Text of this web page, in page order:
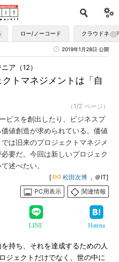
ロー/ノーコード クラウドネイ
2019年1月28日 公開
トマネジメントは「自
ア（12）
（1/2 ページ）
ビスを創出したり、ビジネスプ
値創造が求められている。価値
は旧来のプロジェクトマネジメ
要だ。今回は新しいプロジェク
述べたい。
[ 松田次博 ，＠IT]
PC用表示
関連情報
LINE Hatena
持ち、それを達成するための人
ジェクトだけでなく、世の中に